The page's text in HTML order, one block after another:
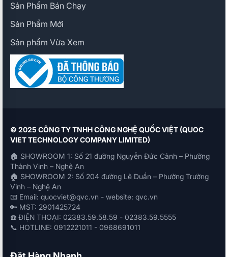
Sản Phẩm Bán Chạy
Sản Phẩm Mới
Sản phẩm Vừa Xem
© 2025 CÔNG TY TNHH CÔNG NGHỆ QUỐC VIỆT (QUOC
VIET TECHNOLOGY COMPANY LIMITED)
🏠 SHOWROOM 1: Số 21 đường Nguyễn Đức Cảnh – Phường
Thành Vinh – Nghệ An
🏠 SHOWROOM 2: Số 204 đường Lê Duẩn – Phường Trường
Vinh – Nghệ An
📧 Email: quocviet@qvc.vn - website: qvc.vn
🔑 MST: 2901425724
☎️ ĐIỆN THOẠI: 02383.59.58.59 - 02383.59.5555
📞 HOTLINE: 0912221011 - 0968691011